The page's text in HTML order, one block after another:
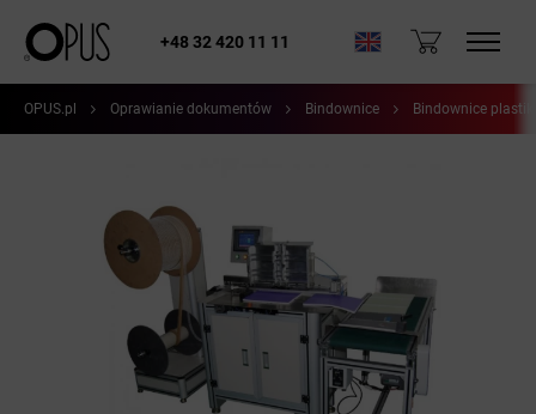
+48 32 420 11 11
OPUS.pl Oprawianie dokumentów Bindownice Bindownice